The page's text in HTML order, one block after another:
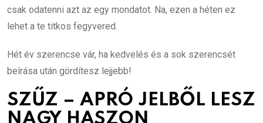
csak odatenni azt az egy mondatot. Na, ezen a héten ez
lehet a te titkos fegyvered.
Hét év szerencse vár, ha kedvelés és a sok szerencsét
beírása után gördítesz lejjebb!
SZŰZ – APRÓ JELBŐL LESZ
NAGY HASZON